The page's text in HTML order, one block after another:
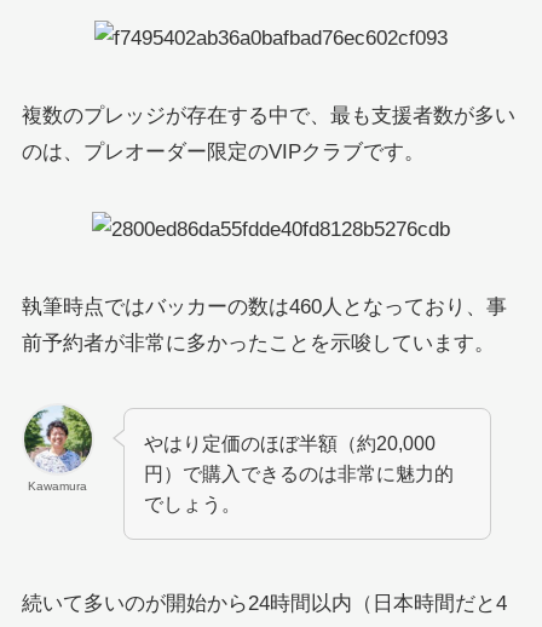
複数のプレッジが存在する中で、最も支援者数が多い
のは、プレオーダー限定のVIPクラブです。
執筆時点ではバッカーの数は460人となっており、事
前予約者が非常に多かったことを示唆しています。
Kawamura
やはり定価のほぼ半額（約20,000
円）で購入できるのは非常に魅力的
でしょう。
続いて多いのが開始から24時間以内（日本時間だと4